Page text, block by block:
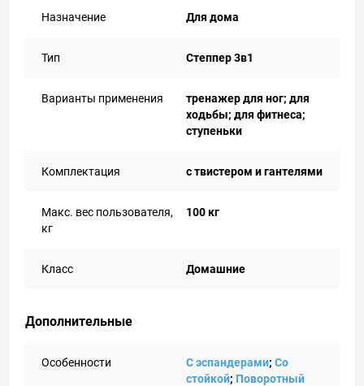
Назначение Для дома
Тип Степпер 3в1
Варианты применения
тренажер для ног; для
ходьбы; для фитнеса;
ступеньки
Комплектация с твистером и гантелями
Макс. вес пользователя,
кг
100 кг
Класс Домашние
Дополнительные
Особенности С эспандерами; Со
стойкой; Поворотный